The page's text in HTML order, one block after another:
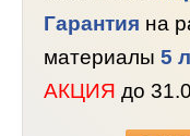
Гарантия на
материалы 5
АКЦИЯ до